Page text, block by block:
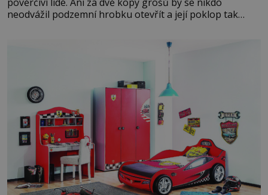
neodvážil podzemní hrobku otevřít a její poklop tak